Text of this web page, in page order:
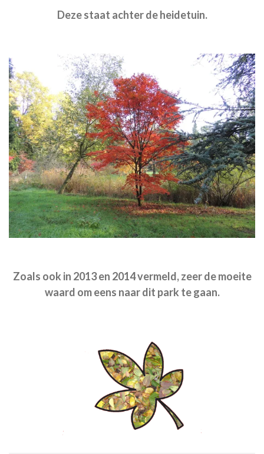
Deze staat achter de heidetuin.
Zoals ook in 2013 en 2014 vermeld, zeer de moeite
waard om eens naar dit park te gaan.